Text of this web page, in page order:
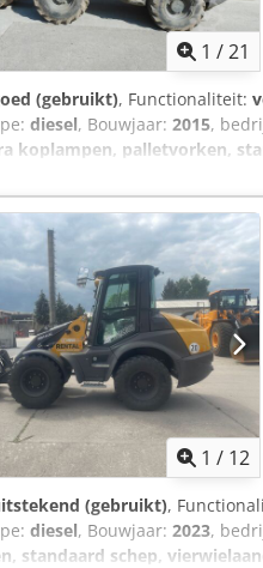
1 /21
(gebruikt), Functionaliteit:
diesel, Bouwjaar: 2015,
koplampen, palletvorken,
Bouwjaar: 2015 Uren
Slechts 248 cm
- 3e hydraulische functie tot
- verlichtingsinstallatie met
- incl. Luxemburgse
€ 22.900,-- netto Goedkope
1 / 12
(gebruikt),
diesel, Bouwjaar: 2023,
standaard schep,